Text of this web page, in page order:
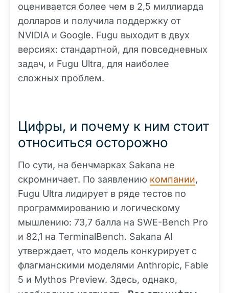
оценивается более чем в 2,5 миллиарда
долларов и получила поддержку от
NVIDIA и Google. Fugu выходит в двух
версиях: стандартной, для повседневных
задач, и Fugu Ultra, для наиболее
сложных проблем.
Цифры, и почему к ним стоит
относиться осторожно
По сути, на бенчмарках Sakana не
скромничает. По заявлению компании,
Fugu Ultra лидирует в ряде тестов по
программированию и логическому
мышлению: 73,7 балла на SWE-Bench Pro
и 82,1 на TerminalBench. Sakana AI
утверждает, что модель конкурирует с
флагманскими моделями Anthropic, Fable
5 и Mythos Preview. Здесь, однако,